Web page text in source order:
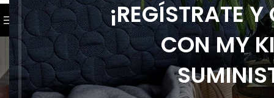
¡REGÍSTRATE
CON MY
CATEGORÍAS INICIOTIENDACONTACTAR